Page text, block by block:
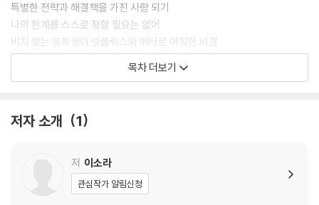
특별한 전략과 해결책을 가진 사람 되기
나의 한계를 스스로 정할 필요는 없어
비자 없는 유학생이 넷플릭스와 메타로 이직한 비결
커리어는 시행착오 횟수만큼 좋아진다
진로를 고민할 때 우선으로 삼아야 하는 것
- 쟤가 한 게 아니라 내가 한 거예요
출근할 때 눈물 나면 업계 잘못 고른 거다
내가 하려는 업의 본질을 파악하라
플랜 B는 회사 안에도 있다
목차 더보기
저자 소개 1
저 이소라
관심작가 알림신청